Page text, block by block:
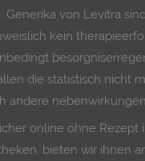
von Levitra
kein
die statistisch nicht
andere nebenwirkungen.
online ohne Rezept
bieten wir ihnen